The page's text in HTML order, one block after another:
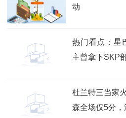
动
热门看点：星
主曾拿下SKP
杜兰特三当家
森全场仅5分